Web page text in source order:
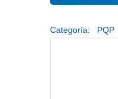
Categoría: PQP